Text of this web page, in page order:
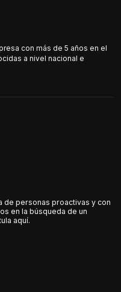
con más de 5 años en el
a nivel nacional e
de personas proactivas y con
en la búsqueda de un
aquí.